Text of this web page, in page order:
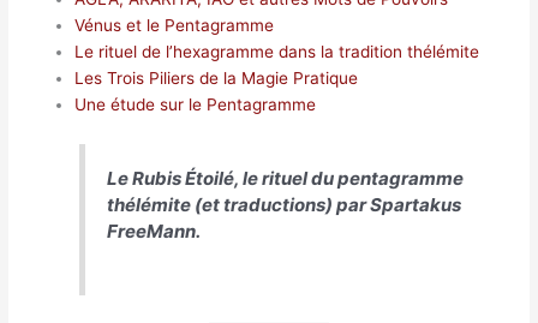
Vénus et le Pentagramme
Le rituel de l’hexagramme dans la tradition thélémite
Les Trois Piliers de la Magie Pratique
Une étude sur le Pentagramme
Le Rubis Étoilé, le rituel du pentagramme
thélémite (et traductions) par Spartakus
FreeMann.